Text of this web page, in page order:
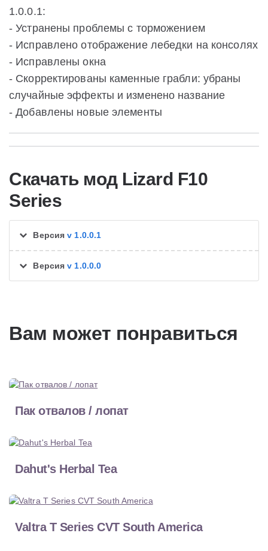
1.0.0.1:
- Устранены проблемы с торможением
- Исправлено отображение лебедки на консолях
- Исправлены окна
- Скорректированы каменные грабли: убраны
случайные эффекты и изменено название
- Добавлены новые элементы
Скачать мод Lizard F10
Series
Версияv 1.0.0.1
Версияv 1.0.0.0
Вам может понравиться
Пак отвалов / лопат
Dahut's Herbal Tea
Valtra T Series CVT South America